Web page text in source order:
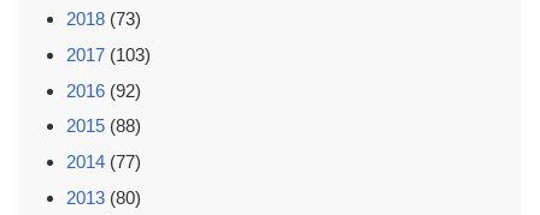
2018 (73)
2017 (103)
2016 (92)
2015 (88)
2014 (77)
2013 (80)